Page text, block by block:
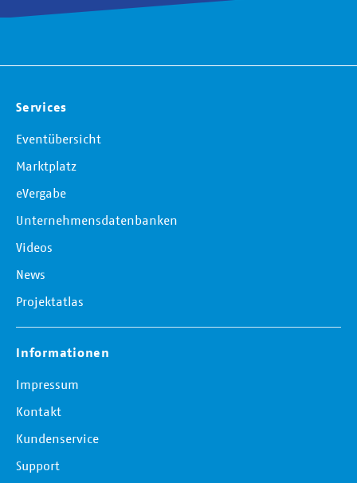
Services
Eventübersicht
Marktplatz
eVergabe
Unternehmensdatenbanken
Videos
News
Projektatlas
Informationen
Impressum
Kontakt
Kundenservice
Support